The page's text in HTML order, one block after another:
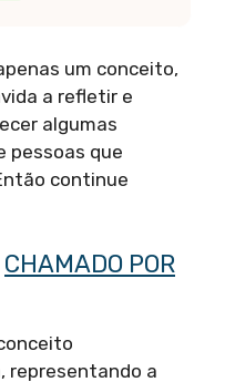
um conceito,
a refletir e
algumas
pessoas que
continue
CHAMADO POR
representando a